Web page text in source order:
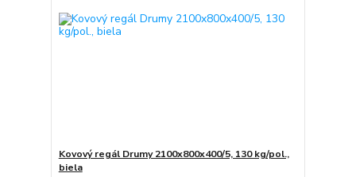
Kovový regál Drumy 2100x800x400/5, 130 kg/pol.,
biela